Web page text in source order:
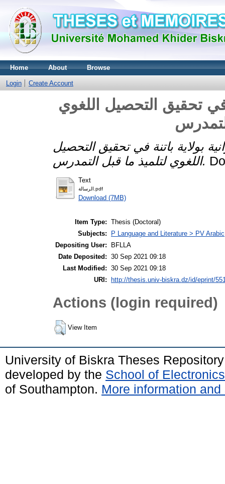
Home About Browse
Login Create Account
في تحقيق التحصيل اللغوي
بولاية باتنة في تحقيق التحصيل
اللغوي لتلميذ ما قبل التمدرس.
Text
الرسالة.pdf
Download (7MB)
Item Type: Thesis (Doctoral)
Subjects:
P Language and Literature > PV Arabic
Depositing User:
BFLLA
Date Deposited: 30 Sep 2021 09:18
Last Modified: 30 Sep 2021 09:18
URI:
http://thesis.univ-biskra.dz/id/eprint/
Actions (login required)
View Item
University of Biskra Theses
developed by the School of
of Southampton. More information